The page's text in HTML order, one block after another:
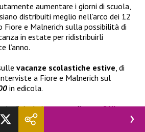
aumentare i giorni di scuola,
distribuiti meglio nell’arco dei 12
Fiore e Malnerich sulla possibilità di
in estate per ridistribuirli
l’anno.
vacanze scolastiche estive , di
interviste a Fiore e Malnerich sul
in edicola.
digitale in promo cliccateQUI.
QUIper Apple Store e